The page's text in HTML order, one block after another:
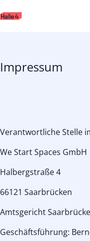
Impressum
Verantwortliche Stelle
We Start Spaces GmbH
Halbergstraße 4
66121 Saarbrücken
Amtsgericht
Geschäftsführung: